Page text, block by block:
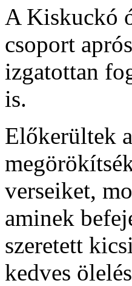
A Kiskuckó
csoport
izgatottan
is.
Előkerültek
verseiket,
aminek
szeretett
kedves